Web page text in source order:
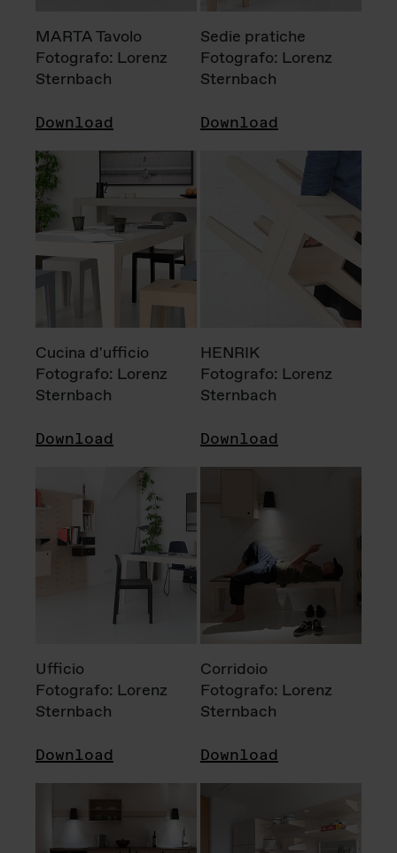
MARTA Tavolo
Fotografo: Lorenz
Sternbach
Download
Sedie pratiche
Fotografo: Lorenz
Sternbach
Download
Cucina d'ufficio
Fotografo: Lorenz
Sternbach
Download
HENRIK
Fotografo: Lorenz
Sternbach
Download
Ufficio
Fotografo: Lorenz
Sternbach
Download
Corridoio
Fotografo: Lorenz
Sternbach
Download